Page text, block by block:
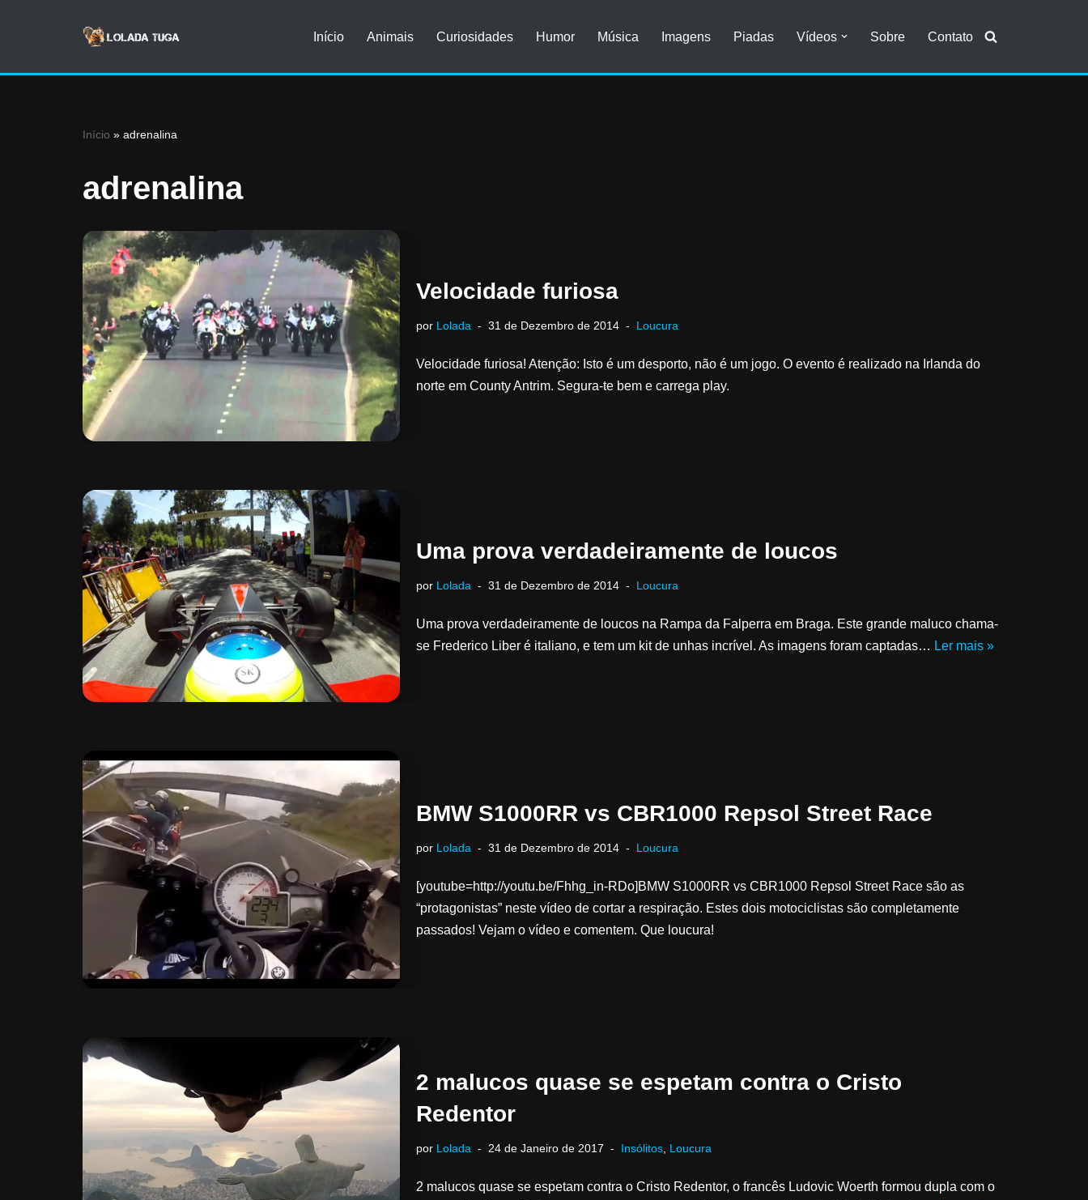
Início Animais Curiosidades Humor Música Imagens Piadas Vídeos Sobre Contato
Início » adrenalina
adrenalina
Velocidade furiosa
por Lolada 31 de Dezembro de 2014 Loucura
Velocidade furiosa! Atenção: Isto é um desporto, não é um jogo. O evento é realizado na Irlanda do
norte em County Antrim. Segura-te bem e carrega play.
Uma prova verdadeiramente de loucos
por Lolada 31 de Dezembro de 2014 Loucura
Uma prova verdadeiramente de loucos na Rampa da Falperra em Braga. Este grande maluco chama-
se Frederico Liber é italiano, e tem um kit de unhas incrível. As imagens foram captadas… Ler mais »
BMW S1000RR vs CBR1000 Repsol Street Race
por Lolada 31 de Dezembro de 2014 Loucura
[youtube=http://youtu.be/Fhhg_in-RDo]BMW S1000RR vs CBR1000 Repsol Street Race são as
“protagonistas” neste vídeo de cortar a respiração. Estes dois motociclistas são completamente
passados! Vejam o vídeo e comentem. Que loucura!
2 malucos quase se espetam contra o Cristo
Redentor
por Lolada 24 de Janeiro de 2017 Insólitos Loucura
2 malucos quase se espetam contra o Cristo Redentor, o francês Ludovic Woerth formou dupla com o